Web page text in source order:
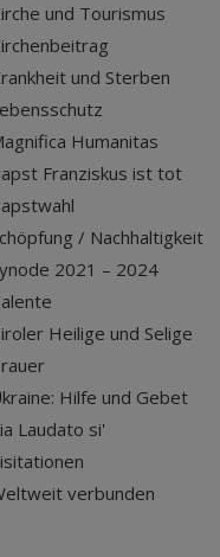
und Tourismus
und Sterben
Humanitas
Franziskus ist tot
/ Nachhaltigkeit
2021 – 2024
Heilige und Selige
Hilfe und Gebet
Laudato si'
verbunden